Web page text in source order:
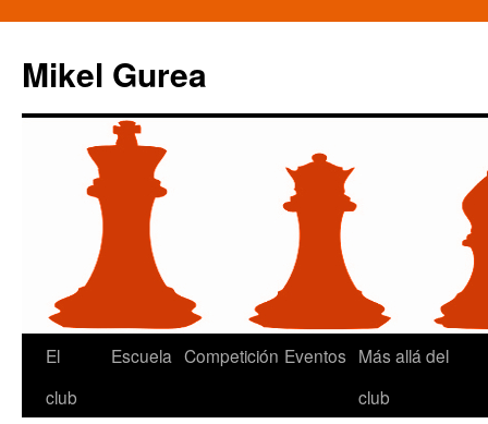
Mikel Gurea
Saltar
El
club
Escuela Competición Eventos Más allá del
club